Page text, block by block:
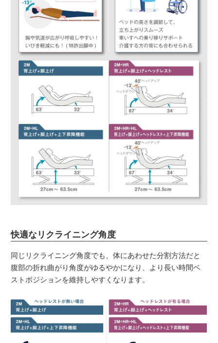
快適なリクライニング角度
同じリクライニング角度でも、体にあわせた分割方法だと
腹部の折れ曲がり角度がゆるやかになり、より長い時間ベ
ストポジションを維持しやすくなります。